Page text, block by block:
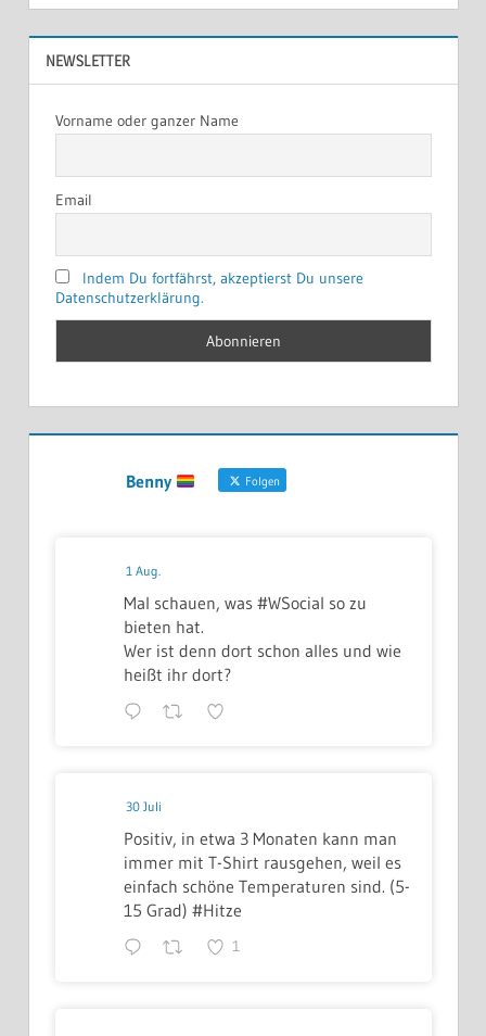
NEWSLETTER
Vorname oder ganzer Name
Email
Indem Du fortfährst, akzeptierst Du unsere
Datenschutzerklärung.
Benny Folgen
1 Aug.
Mal schauen, was #WSocial so zu
bieten hat.
Wer ist denn dort schon alles und wie
heißt ihr dort?
30 Juli
Positiv, in etwa 3 Monaten kann man
immer mit T-Shirt rausgehen, weil es
einfach schöne Temperaturen sind. (5-
15 Grad) #Hitze
1